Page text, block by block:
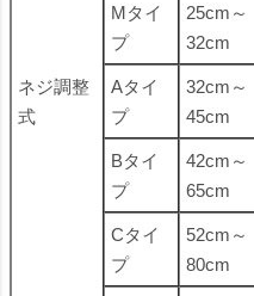
ネジ調整
式
Mタイ
プ
25cm～
32cm
Aタイ
プ
32cm～
45cm
Bタイ
プ
42cm～
65cm
Cタイ
プ
52cm～
80cm